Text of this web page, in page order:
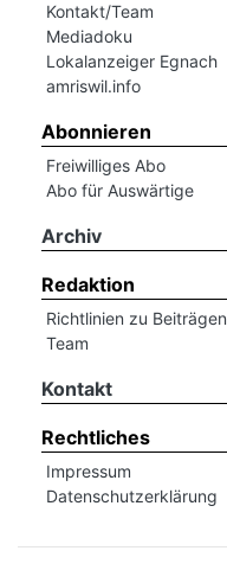
Kontakt/Team
Mediadoku
Lokalanzeiger Egnach
amriswil.info
Abonnieren
Freiwilliges Abo
Abo für Auswärtige
Archiv
Redaktion
Richtlinien zu Beiträgen
Team
Kontakt
Rechtliches
Impressum
Datenschutzerklärung